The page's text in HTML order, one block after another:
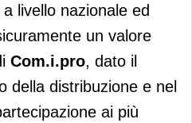
livello nazionale ed
un valore
Com.i.pro, dato il
della distribuzione e nel
ai più